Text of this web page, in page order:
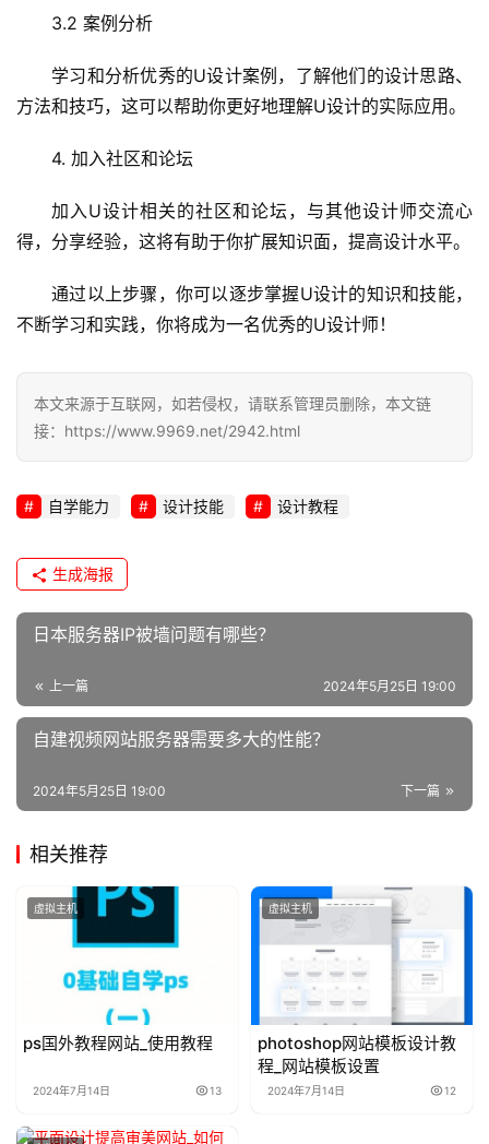
3.2 案例分析
学习和分析优秀的U设计案例，了解他们的设计思路、
方法和技巧，这可以帮助你更好地理解U设计的实际应用。
4. 加入社区和论坛
加入U设计相关的社区和论坛，与其他设计师交流心
得，分享经验，这将有助于你扩展知识面，提高设计水平。
通过以上步骤，你可以逐步掌握U设计的知识和技能，
不断学习和实践，你将成为一名优秀的U设计师！
本文来源于互联网，如若侵权，请联系管理员删除，本文链
接：https://www.9969.net/2942.html
自学能力 设计技能 设计教程
生成海报
日本服务器IP被墙问题有哪些？
上一篇 2024年5月25日 19:00
自建视频网站服务器需要多大的性能？
下一篇
2024年5月25日 19:00
相关推荐
虚拟主机
ps国外教程网站_使用教程
2024年7月14日 13
虚拟主机
photoshop网站模板设计教
程_网站模板设置
2024年7月14日 12